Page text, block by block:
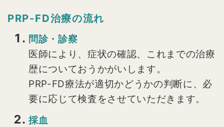
PRP-FD治療の流れ
問診・診察
医師により、症状の確認、これまでの治療
歴についておうかがいします。
PRP-FD療法が適切かどうかの判断に、必
要に応じて検査をさせていただきます。
採血